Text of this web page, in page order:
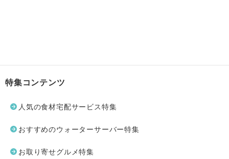
特集コンテンツ
人気の食材宅配サービス特集
おすすめのウォーターサーバー特集
お取り寄せグルメ特集